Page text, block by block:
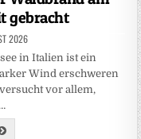
gebracht
2026
in Italien ist ein
Wind erschweren
vor allem,